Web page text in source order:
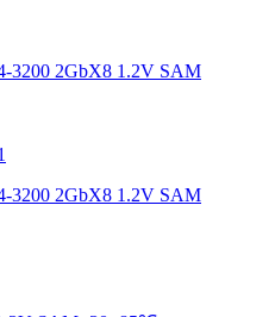
3200 2GbX8 1.2V SAM
3200 2GbX8 1.2V SAM